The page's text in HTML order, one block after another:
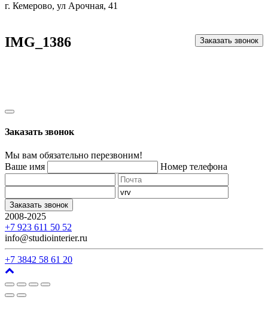
г. Кемерово, ул Арочная, 41
IMG_1386 Заказать звонок
Заказать звонок
Мы вам обязательно перезвоним!
Ваше имя
Номер телефона
Заказать звонок
2008-2025
+7 923 611 50 52
info@studiointerier.ru
+7 3842 58 61 20